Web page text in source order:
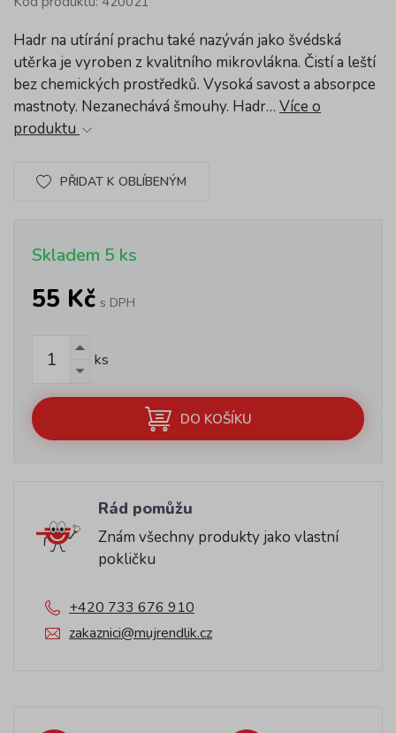
Hadr na utírání prachu také nazýván jako švédská
utěrka je vyroben z kvalitního mikrovlákna. Čistí a leští
bez chemických prostředků. Vysoká savost a absorpce
mastnoty. Nezanechává šmouhy. Hadr… Více o
produktu
PŘIDAT K OBLÍBENÝM
Skladem 5 ks
55 Kč s DPH
ks
DO KOŠÍKU
Rád pomůžu
Znám všechny produkty jako vlastní
pokličku
+420 733 676 910
zakaznici@mujrendlik.cz